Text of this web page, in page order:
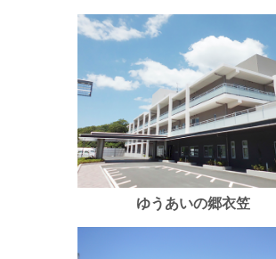
ゆうあいの郷衣笠